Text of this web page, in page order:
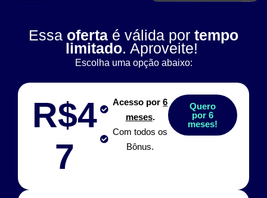
Essa oferta é válida por tempo
limitado. Aproveite!
Escolha uma opção abaixo:
R$4
7
Acesso por6
meses.
Com todos os
Bônus.
Quero
por 6
meses!